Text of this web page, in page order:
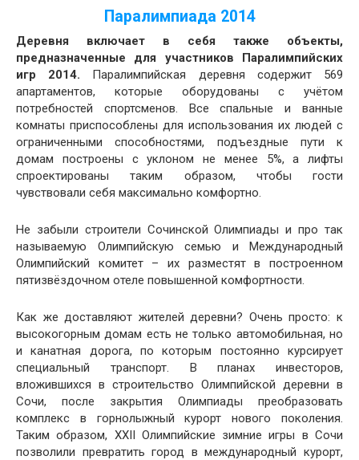
Паралимпиада 2014
Деревня включает в себя также объекты,
предназначенные для участников Паралимпийских
игр 2014. Паралимпийская деревня содержит 569
апартаментов, которые оборудованы с учётом
потребностей спортсменов. Все спальные и ванные
комнаты приспособлены для использования их людей с
ограниченными способностями, подъездные пути к
домам построены с уклоном не менее 5%, а лифты
спроектированы таким образом, чтобы гости
чувствовали себя максимально комфортно.
Не забыли строители Сочинской Олимпиады и про так
называемую Олимпийскую семью и Международный
Олимпийский комитет – их разместят в построенном
пятизвёздочном отеле повышенной комфортности.
Как же доставляют жителей деревни? Очень просто: к
высокогорным домам есть не только автомобильная, но
и канатная дорога, по которым постоянно курсирует
специальный транспорт. В планах инвесторов,
вложившихся в строительство Олимпийской деревни в
Сочи, после закрытия Олимпиады преобразовать
комплекс в горнолыжный курорт нового поколения.
Таким образом, XXII Олимпийские зимние игры в Сочи
позволили превратить город в международный курорт,